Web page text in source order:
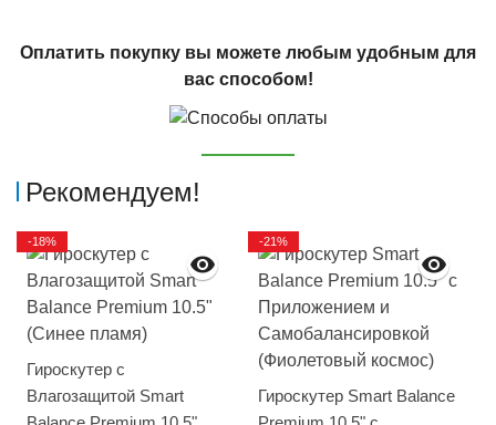
Оплатить покупку вы можете любым удобным для
вас способом!
Рекомендуем!
Гироскутер с
Влагозащитой Smart
-18%
Гироскутер Smart Balance
-21%